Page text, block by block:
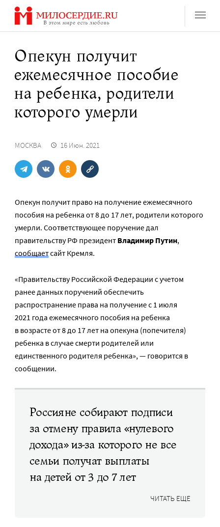
Перейти
содержанию
Опекун получит
ежемесячное пособие
на ребенка, родители
которого умерли
МОСКВА 16 Июн. 2021
Опекун получит право на получение ежемесячного
пособия на ребенка от 8 до 17 лет, родители которого
умерли. Соответствующее поручение дал
правительству РФ президент Владимир Путин,
сообщаетсайт Кремля.
«Правительству Российской Федерации с учетом
ранее данных поручений обеспечить
распространение права на получение с 1 июля
2021 года ежемесячного пособия на ребенка
в возрасте от 8 до 17 лет на опекуна (попечителя)
ребенка в случае смерти родителей или
единственного родителя ребенка», — говорится в
сообщении.
Россияне собирают подписи
за отмену правила «нулевого
дохода» из-за которого не все
семьи получат выплаты
на детей от 3 до 7 лет
ЧИТАТЬ ЕЩЕ